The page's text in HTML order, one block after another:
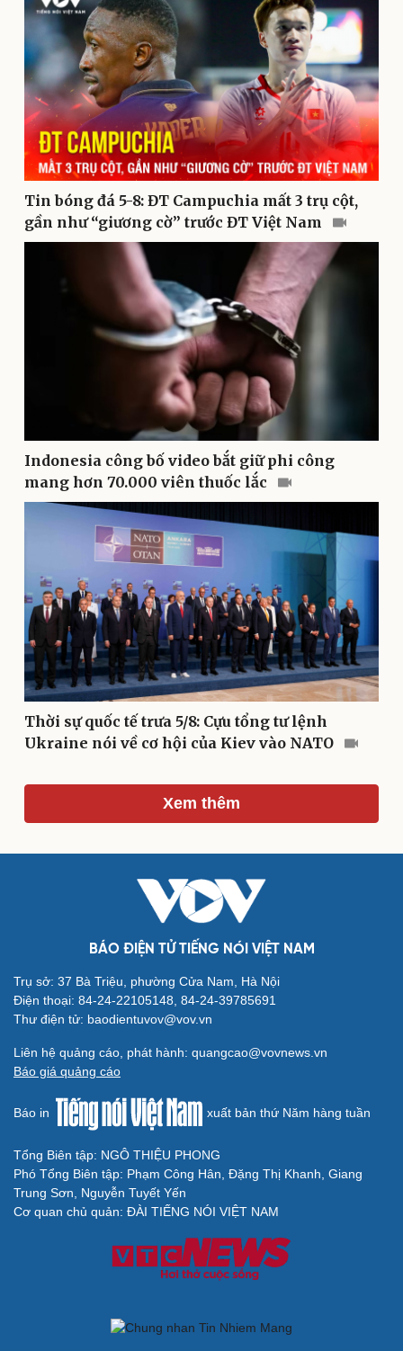
Dinh dưỡng - món ngon
Cây thuốc
Sản phụ khoa
Nhi khoa
Nam khoa
Làm đẹp - giảm cân
Phòng mạch online
Ăn sạch sống khỏe
Nhà đẹp
Tình yêu - Gia đình
Âm nhạc
Giải trí
Nghệ sĩ
Thời trang
Sao Việt
Du lịch
Tư vấn
check-in
Podcast
Câu chuyện thời sự
Cửa sổ tình yêu
Kể chuyện cho bé
Hạt giống tâm hồn
Cải chính
Tin bóng đá 5-8: ĐT Campuchia mất 3 trụ cột,
gần như “giương cờ” trước ĐT Việt Nam
Indonesia công bố video bắt giữ phi công
mang hơn 70.000 viên thuốc lắc
Thời sự quốc tế trưa 5/8: Cựu tổng tư lệnh
Ukraine nói về cơ hội của Kiev vào NATO
Xem thêm
BÁO ĐIỆN TỬ TIẾNG NÓI VIỆT NAM
Trụ sở: 37 Bà Triệu, phường Cửa Nam, Hà Nội
Điện thoại: 84-24-22105148, 84-24-39785691
Thư điện tử: baodientuvov@vov.vn
Liên hệ quảng cáo, phát hành: quangcao@vovnews.vn
Báo giá quảng cáo
Báo in xuất bản thứ Năm hàng tuần
Tổng Biên tập: NGÔ THIỆU PHONG
Phó Tổng Biên tập: Phạm Công Hân, Đặng Thị Khanh, Giang
Trung Sơn, Nguyễn Tuyết Yến
Cơ quan chủ quản: ĐÀI TIẾNG NÓI VIỆT NAM